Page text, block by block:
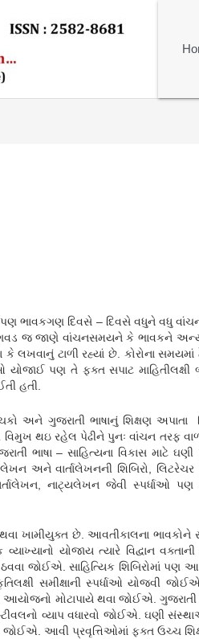
પણ ભાવકગણ દિવસે – દિવસે વધુને વધુ
જ જાણે વાંચનસમયને કે ભાવકને અન્ય
લખવાનું ટાળી રહ્યાં છે. કોરોના સમયમાં
યોજાઈ પણ તે ફક્ત સપાટ
હતી.
અને ગુજરાતી ભાષાનું શિક્ષણ અપાતા
વિમુખ થઇ રહેલ પેઢીને પુનઃ વાંચન તરફ
ભાષા – સાહિત્યના વિકાસ માટે
અને વાર્તાલેખનની શિબિરો,
વાર્તાલેખન, નાટ્યલેખન જેવી સ્પર્ધાઓ
ખામીયુક્ત છે. આવતીકાલના ભાવકોને
યોજાય ત્યારે વિદ્વાન
જોઈએ. સાહિત્યિક શિબિરોમાં
સમીક્ષાની સ્પર્ધાઓ યોજવી
આયોજનો મોટાપાયે થવા જોઈએ. ગુજરાતી
વ્યાપ વધારવો જોઈએ. ઘણી
આવી પ્રવૃત્તિઓમાં ફક્ત ઉચ્ચ